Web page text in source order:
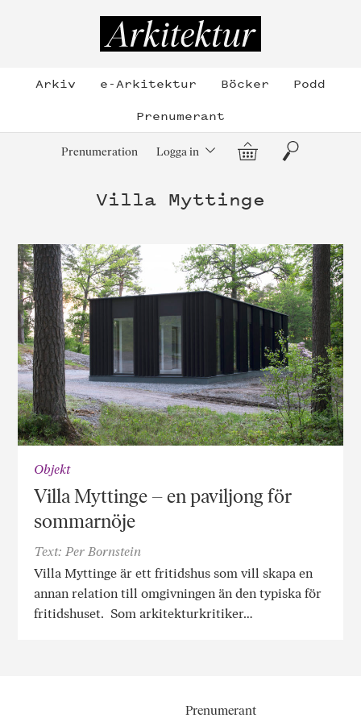
Arkiv e-Arkitektur Böcker
Podd
Prenumerant
Prenumeration Logga in Varukorg
Sök
Villa Myttinge
Objekt
Villa Myttinge – en paviljong för
sommarnöje
Text: Per Bornstein
Villa Myttinge är ett fritidshus som vill skapa en
annan relation till omgivningen än den typiska för
fritidshuset. Som arkitekturkritiker…
Prenumerant